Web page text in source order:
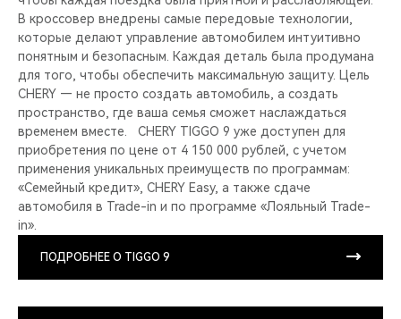
В кроссовер внедрены самые передовые технологии,
которые делают управление автомобилем интуитивно
понятным и безопасным. Каждая деталь была продумана
для того, чтобы обеспечить максимальную защиту. Цель
CHERY — не просто создать автомобиль, а создать
пространство, где ваша семья сможет наслаждаться
временем вместе. CHERY TIGGO 9 уже доступен для
приобретения по цене от 4 150 000 рублей, с учетом
применения уникальных преимуществ по программам:
«Семейный кредит», CHERY Easy, а также сдаче
автомобиля в Trade-in и по программе «Лояльный Trade-
in».
ПОДРОБНЕЕ О TIGGO 9